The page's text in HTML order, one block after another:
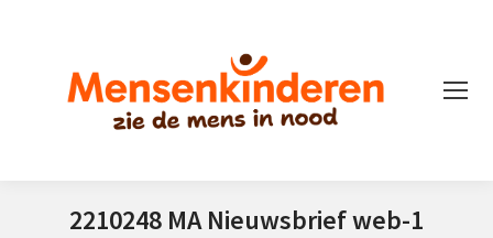
2210248 MA Nieuwsbrief web-1